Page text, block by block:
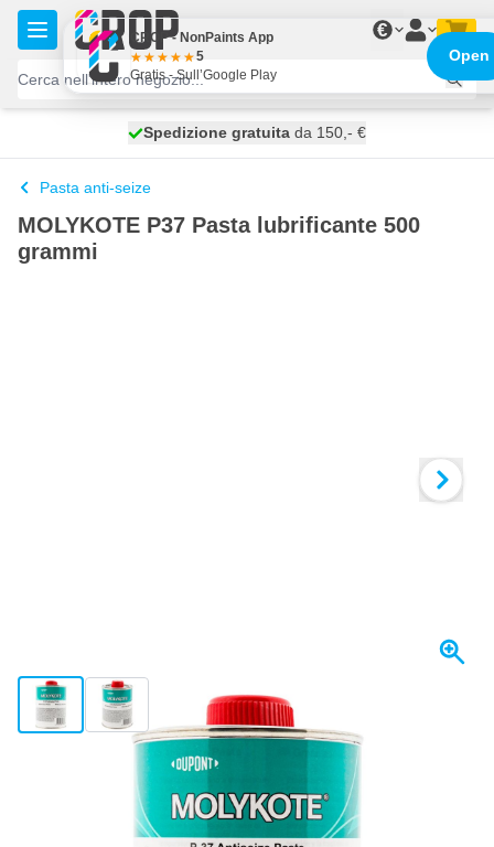
Salta al contenuto
€
spedito oggi
Spedizione gratuita da 150,- €
100 giorni
Pasta anti-seize
MOLYKOTE P37 Pasta lubrificante 500
grammi
View larger imageView larger image
Scegli un numero
CROP - NonPaints App
5
Gratis - Sull’Google Play
Open